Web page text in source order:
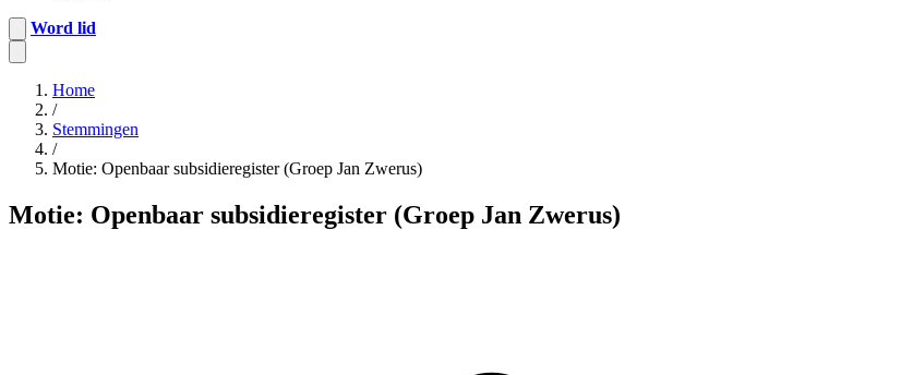
Word lid
Home
/
Stemmingen
/
Motie: Openbaar subsidieregister (Groep Jan Zwerus)
Motie: Openbaar subsidieregister (Groep Jan Zwerus)